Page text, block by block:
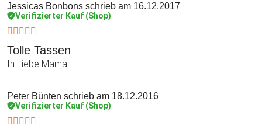
Jessicas Bonbons schrieb am 16.12.2017
Verifizierter Kauf (Shop)
Tolle Tassen
In Liebe Mama
Peter Bünten schrieb am 18.12.2016
Verifizierter Kauf (Shop)